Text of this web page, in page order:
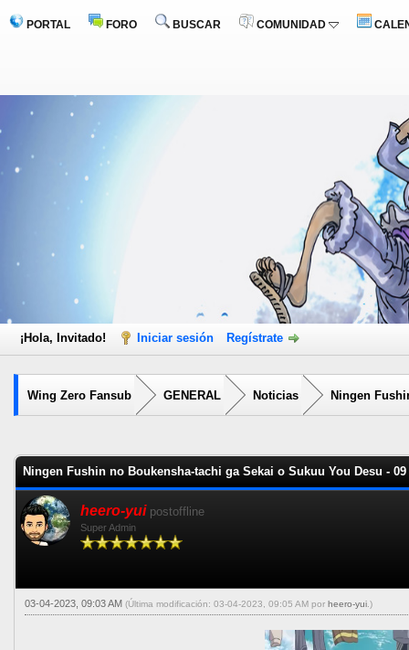
PORTAL FORO BUSCAR COMUNIDAD
¡Hola, Invitado! Iniciar sesión Regístrate
Wing Zero Fansub GENERAL Noticias Ningen
Ningen Fushin no Boukensha-tachi ga Sekai o Sukuu You Desu - 09
heero-yui postoffline
Super Admin
03-04-2023, 09:03 AM (Última modificación: 03-04-2023, 09:05 AM por heero-yui .)